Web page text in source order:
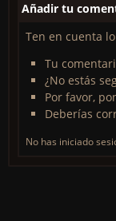
Añadir tu
Ten en cuenta
Tu
¿No estás
Por favor,
Deberías
No has iniciado